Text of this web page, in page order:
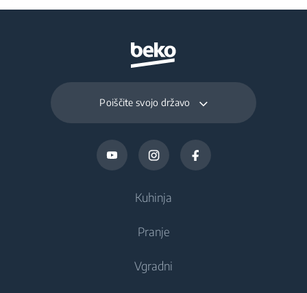
Poiščite svojo državo
Kuhinja
Hlajenje
Hladilniki
Pranje
Pralni stroji
Vgradni